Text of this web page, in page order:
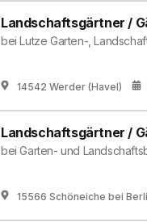
Landschaftsgärtner /
beiLutze Garten-,
14542 Werder (Havel)
Landschaftsgärtner /
beiGarten- und
15566 Schöneiche bei